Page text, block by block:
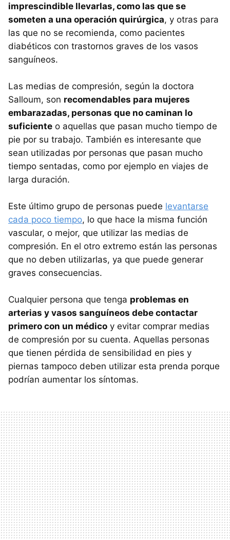
imprescindible llevarlas, como las que se
someten a una operación quirúrgica, y otras para
las que no se recomienda, como pacientes
diabéticos con trastornos graves de los vasos
sanguíneos.
Las medias de compresión, según la doctora
Salloum, son recomendables para mujeres
embarazadas, personas que no caminan lo
suficiente o aquellas que pasan mucho tiempo de
pie por su trabajo. También es interesante que
sean utilizadas por personas que pasan mucho
tiempo sentadas, como por ejemplo en viajes de
larga duración.
Este último grupo de personas puede levantarse
cada poco tiempo, lo que hace la misma función
vascular, o mejor, que utilizar las medias de
compresión. En el otro extremo están las personas
que no deben utilizarlas, ya que puede generar
graves consecuencias.
Cualquier persona que tenga problemas en
arterias y vasos sanguíneos debe contactar
primero con un médico y evitar comprar medias
de compresión por su cuenta. Aquellas personas
que tienen pérdida de sensibilidad en pies y
piernas tampoco deben utilizar esta prenda porque
podrían aumentar los síntomas.